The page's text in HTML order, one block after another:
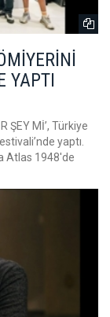
YAPTI
ŞEY Mİ’, Türkiye
yaptı.
Atlas 1948'de